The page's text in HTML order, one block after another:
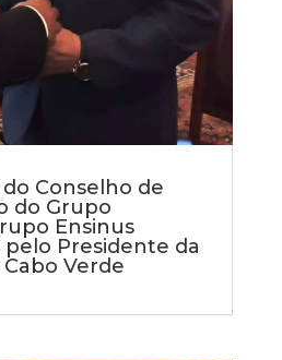
Conselho de
do Grupo
Ensinus
Presidente da
Verde